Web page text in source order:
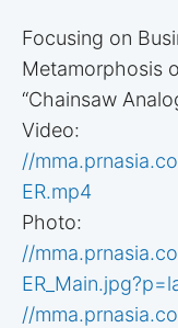
Focusing on
Metamorphosis
“Chainsaw
Video:
//
ER.mp4
Photo:
//
//